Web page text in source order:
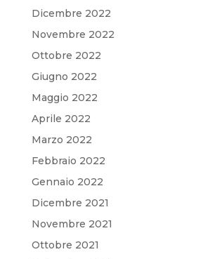
Dicembre 2022
Novembre 2022
Ottobre 2022
Giugno 2022
Maggio 2022
Aprile 2022
Marzo 2022
Febbraio 2022
Gennaio 2022
Dicembre 2021
Novembre 2021
Ottobre 2021